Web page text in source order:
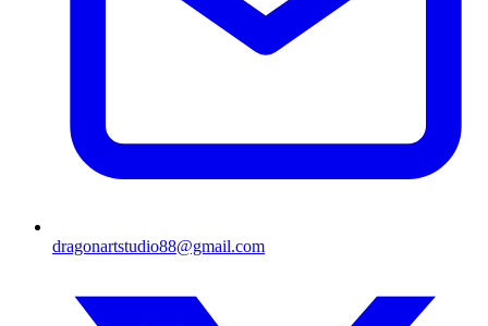
dragonartstudio88@gmail.com